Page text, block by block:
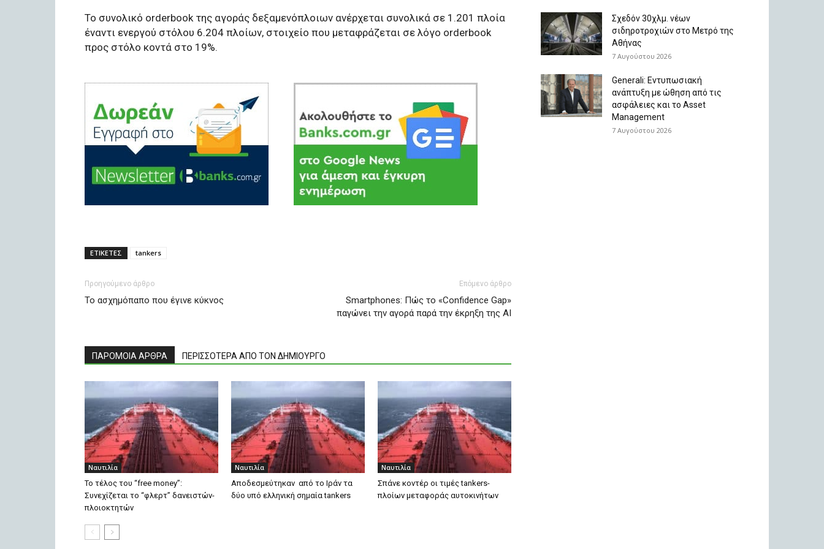
Το συνολικό orderbook της αγοράς δεξαμενόπλοιων ανέρχεται συνολικά σε 1.201 πλοία
έναντι ενεργού στόλου 6.204 πλοίων, στοιχείο που μεταφράζεται σε λόγο orderbook
προς στόλο κοντά στο 19%.
ΕΤΙΚΕΤΕΣ tankers
Προηγούμενο άρθρο
Το ασχημόπαπο που έγινε κύκνος
Επόμενο άρθρο
Smartphones: Πώς το «Confidence Gap»
παγώνει την αγορά παρά την έκρηξη της AI
ΠΑΡΟΜΟΙΑ ΑΡΘΡΑ ΠΕΡΙΣΣΟΤΕΡΑ ΑΠΟ ΤΟΝ ΔΗΜΙΟΥΡΓΟ
Ναυτιλία
Το τέλος του “free money”:
Συνεχίζεται το “φλερτ” δανειστών-
πλοιοκτητών
Ναυτιλία
Αποδεσμεύτηκαν από το Ιράν τα
δύο υπό ελληνική σημαία tankers
Ναυτιλία
Σπάνε κοντέρ οι τιμές tankers-
πλοίων μεταφοράς αυτοκινήτων
Σχεδόν 30χλμ. νέων
σιδηροτροχιών στο Μετρό της
Αθήνας
7 Αυγούστου 2026
Generali: Eντυπωσιακή
ανάπτυξη με ώθηση από τις
ασφάλειες και το Asset
Management
7 Αυγούστου 2026